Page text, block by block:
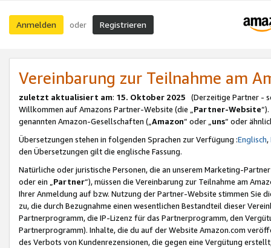
Anmelden oder Registrieren
Vereinbarung zur Teilnahme am
zuletzt aktualisiert am: 15. Oktober 2025 (Derzeitige Partner -
Willkommen auf Amazons Partner-Website (die „Partner-Website
genannten Amazon-Gesellschaften („Amazon“ oder „uns“ oder
Übersetzungen stehen in folgenden Sprachen zur Verfügung :Englisch,
den Übersetzungen gilt die englische Fassung.
Natürliche oder juristische Personen, die an unserem Marketing-
oder ein „Partner“), müssen die Vereinbarung zur Teilnahme am
Ihrer Anmeldung auf bzw. Nutzung der Partner-Website stimmen Sie
zu, die durch Bezugnahme einen wesentlichen Bestandteil dieser
Partnerprogramm, die IP-Lizenz für das Partnerprogramm, den
Partnerprogramm). Inhalte, die du auf der Website Amazon.com
des Verbots von Kundenrezensionen, die gegen eine Vergütung